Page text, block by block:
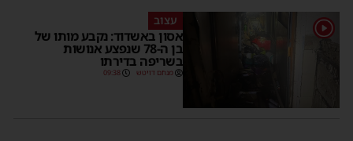
1 עצוב
אסון באשדוד: נקבע מותו של
בן ה-78 שנפצע אנושות
בשריפה בדירתו
מנחם דויטש 09:38